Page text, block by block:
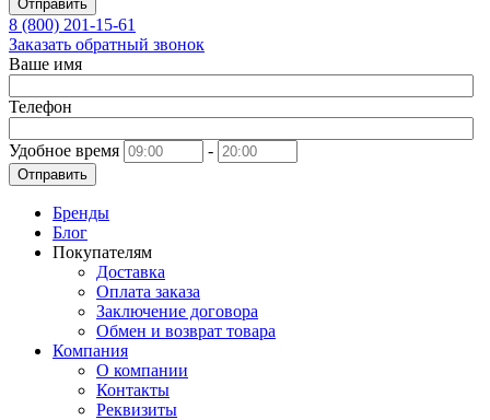
Отправить
8 (800) 201-15-61
Заказать обратный звонок
Ваше имя
Телефон
Удобное время -
Отправить
Бренды
Блог
Покупателям
Доставка
Оплата заказа
Заключение договора
Обмен и возврат товара
Компания
О компании
Контакты
Реквизиты